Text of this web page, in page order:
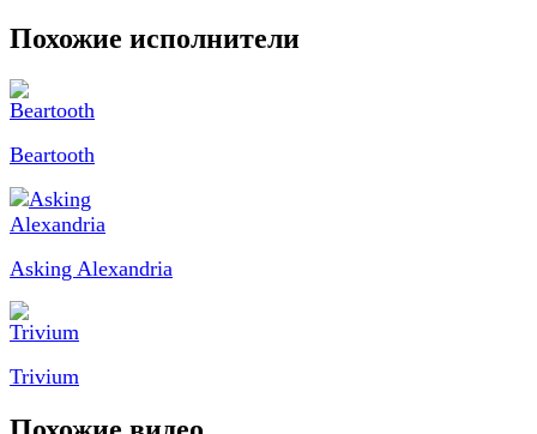
Похожие исполнители
Beartooth
Asking Alexandria
Trivium